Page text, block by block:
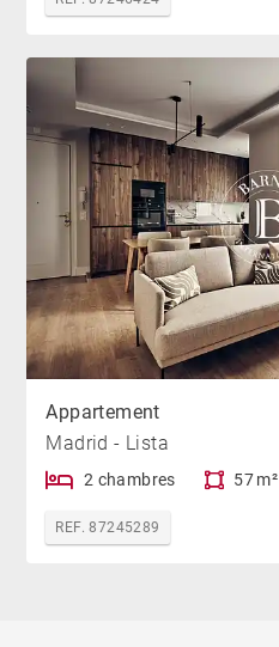
Appartement
Madrid - Lista
2 chambres 57 m²
REF. 87245289